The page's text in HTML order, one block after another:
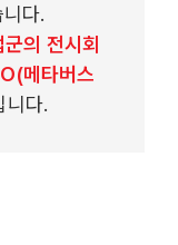
다.
의 전시회
메타버스
니다.